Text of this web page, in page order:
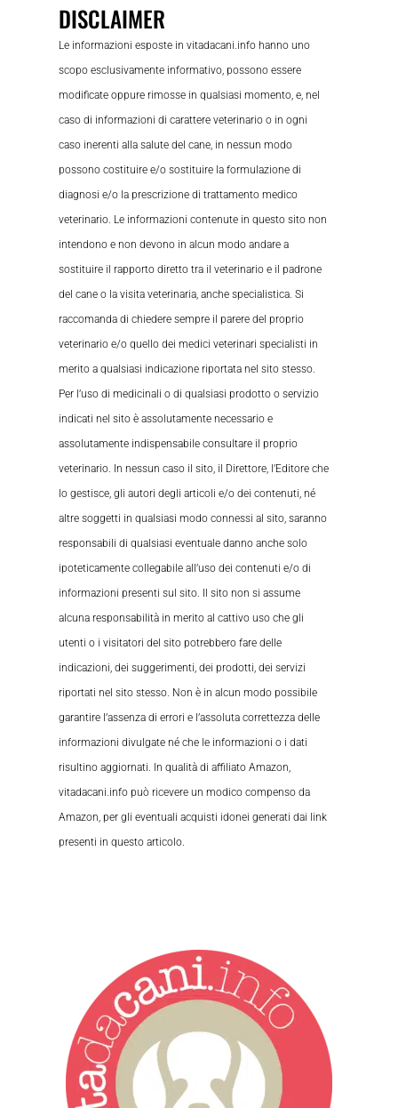
DISCLAIMER
Le informazioni esposte in vitadacani.info hanno uno
scopo esclusivamente informativo, possono essere
modificate oppure rimosse in qualsiasi momento, e, nel
caso di informazioni di carattere veterinario o in ogni
caso inerenti alla salute del cane, in nessun modo
possono costituire e/o sostituire la formulazione di
diagnosi e/o la prescrizione di trattamento medico
veterinario. Le informazioni contenute in questo sito non
intendono e non devono in alcun modo andare a
sostituire il rapporto diretto tra il veterinario e il padrone
del cane o la visita veterinaria, anche specialistica. Si
raccomanda di chiedere sempre il parere del proprio
veterinario e/o quello dei medici veterinari specialisti in
merito a qualsiasi indicazione riportata nel sito stesso.
Per l’uso di medicinali o di qualsiasi prodotto o servizio
indicati nel sito è assolutamente necessario e
assolutamente indispensabile consultare il proprio
veterinario. In nessun caso il sito, il Direttore, l’Editore che
lo gestisce, gli autori degli articoli e/o dei contenuti, né
altre soggetti in qualsiasi modo connessi al sito, saranno
responsabili di qualsiasi eventuale danno anche solo
ipoteticamente collegabile all’uso dei contenuti e/o di
informazioni presenti sul sito. Il sito non si assume
alcuna responsabilità in merito al cattivo uso che gli
utenti o i visitatori del sito potrebbero fare delle
indicazioni, dei suggerimenti, dei prodotti, dei servizi
riportati nel sito stesso. Non è in alcun modo possibile
garantire l’assenza di errori e l’assoluta correttezza delle
informazioni divulgate né che le informazioni o i dati
risultino aggiornati. In qualità di affiliato Amazon,
vitadacani.info può ricevere un modico compenso da
Amazon, per gli eventuali acquisti idonei generati dai link
presenti in questo articolo.